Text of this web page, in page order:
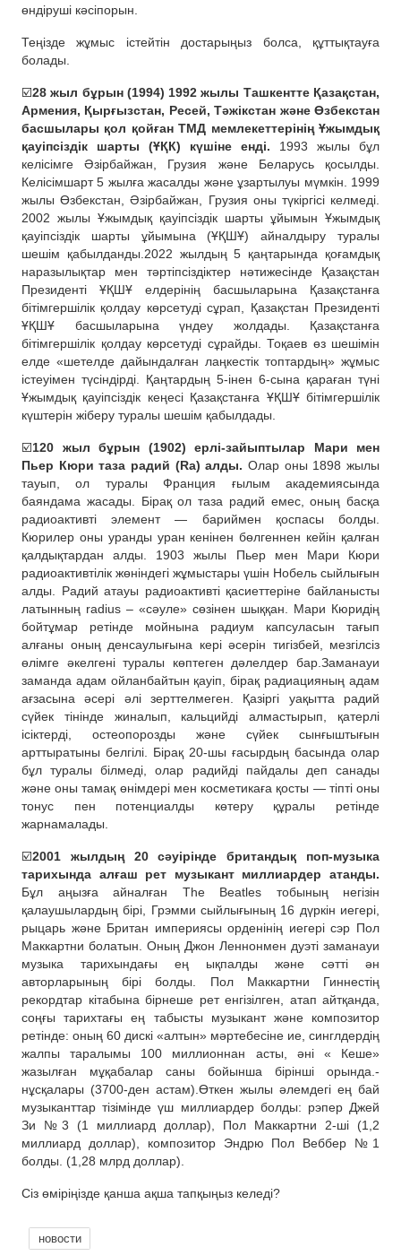
өндіруші кәсіпорын.
Теңізде жұмыс істейтін достарыңыз болса, құттықтауға
болады.
☑️28 жыл бұрын (1994) 1992 жылы Ташкентте Қазақстан,
Армения, Қырғызстан, Ресей, Тәжікстан және Өзбекстан
басшылары қол қойған ТМД мемлекеттерінің Ұжымдық
қауіпсіздік шарты (ҰҚК) күшіне енді. 1993 жылы бұл
келісімге Әзірбайжан, Грузия және Беларусь қосылды.
Келісімшарт 5 жылға жасалды және ұзартылуы мүмкін. 1999
жылы Өзбекстан, Әзірбайжан, Грузия оны түкіргісі келмеді.
2002 жылы Ұжымдық қауіпсіздік шарты ұйымын Ұжымдық
қауіпсіздік шарты ұйымына (ҰҚШҰ) айналдыру туралы
шешім қабылданды.2022 жылдың 5 қаңтарында қоғамдық
наразылықтар мен тәртіпсіздіктер нәтижесінде Қазақстан
Президенті ҰҚШҰ елдерінің басшыларына Қазақстанға
бітімгершілік қолдау көрсетуді сұрап, Қазақстан Президенті
ҰҚШҰ басшыларына үндеу жолдады. Қазақстанға
бітімгершілік қолдау көрсетуді сұрайды. Тоқаев өз шешімін
елде «шетелде дайындалған лаңкестік топтардың» жұмыс
істеуімен түсіндірді. Қаңтардың 5-інен 6-сына қараған түні
Ұжымдық қауіпсіздік кеңесі Қазақстанға ҰҚШҰ бітімгершілік
күштерін жіберу туралы шешім қабылдады.
☑️120 жыл бұрын (1902) ерлі-зайыптылар Мари мен
Пьер Кюри таза радий (Ra) алды. Олар оны 1898 жылы
тауып, ол туралы Франция ғылым академиясында
баяндама жасады. Бірақ ол таза радий емес, оның басқа
радиоактивті элемент — бариймен қоспасы болды.
Кюрилер оны уранды уран кенінен бөлгеннен кейін қалған
қалдықтардан алды. 1903 жылы Пьер мен Мари Кюри
радиоактивтілік жөніндегі жұмыстары үшін Нобель сыйлығын
алды. Радий атауы радиоактивті қасиеттеріне байланысты
латынның radius – «сәуле» сөзінен шыққан. Мари Кюридің
бойтұмар ретінде мойнына радиум капсуласын тағып
алғаны оның денсаулығына кері әсерін тигізбей, мезгілсіз
өлімге әкелгені туралы көптеген дәлелдер бар.Заманауи
заманда адам ойланбайтын қауіп, бірақ радиацияның адам
ағзасына әсері әлі зерттелмеген. Қазіргі уақытта радий
сүйек тінінде жиналып, кальцийді алмастырып, қатерлі
ісіктерді, остеопорозды және сүйек сынғыштығын
арттыратыны белгілі. Бірақ 20-шы ғасырдың басында олар
бұл туралы білмеді, олар радийді пайдалы деп санады
және оны тамақ өнімдері мен косметикаға қосты — тіпті оны
тонус пен потенциалды көтеру құралы ретінде
жарнамалады.
☑️2001 жылдың 20 сәуірінде британдық поп-музыка
тарихында алғаш рет музыкант миллиардер атанды.
Бұл аңызға айналған The Beatles тобының негізін
қалаушылардың бірі, Грэмми сыйлығының 16 дүркін иегері,
рыцарь және Британ империясы орденінің иегері сэр Пол
Маккартни болатын. Оның Джон Леннонмен дуэті заманауи
музыка тарихындағы ең ықпалды және сәтті ән
авторларының бірі болды. Пол Маккартни Гиннестің
рекордтар кітабына бірнеше рет енгізілген, атап айтқанда,
соңғы тарихтағы ең табысты музыкант және композитор
ретінде: оның 60 дискі «алтын» мәртебесіне ие, синглдердің
жалпы таралымы 100 миллионнан асты, әні « Кеше»
жазылған мұқабалар саны бойынша бірінші орында.-
нұсқалары (3700-ден астам).Өткен жылы әлемдегі ең бай
музыканттар тізімінде үш миллиардер болды: рэпер Джей
Зи №3 (1 миллиард доллар), Пол Маккартни 2-ші (1,2
миллиард доллар), композитор Эндрю Пол Веббер №1
болды. (1,28 млрд доллар).
Сіз өміріңізде қанша ақша тапқыңыз келеді?
новости